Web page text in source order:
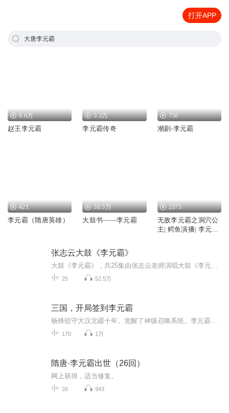
打开APP
大唐李元霸
6.6万
赵王李元霸
5.3万
李元霸传奇
750
潮剧-李元霸
421
李元霸（隋唐英雄）
30.5万
大鼓书——李元霸
2375
无敌李元霸之洞穴公
主| 鳄鱼演播| 李元霸
张志云大鼓《李元霸》
25 52.5万
三国，开局签到李元霸
170 1万
隋唐·李元霸出世（26回）
网上获得，适当修复。
26 943